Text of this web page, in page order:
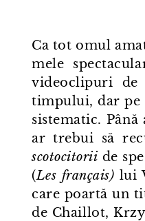
Ca tot omul
mele
videoclipuri de
timpului, dar pe
sistematic.
ar trebui să
scotocitorii de
(Les français) lui
care poartă un
de Chaillot,